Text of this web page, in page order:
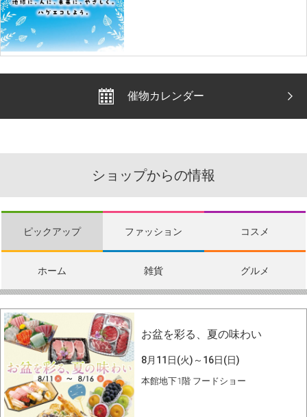
催物カレンダー
ショップからの情報
ピックアップ ファッション コスメ
ホーム 雑貨 グルメ
お盆を彩る、夏の味わい
8月11日(火)～16日(日)
本館地下1階 フードショー